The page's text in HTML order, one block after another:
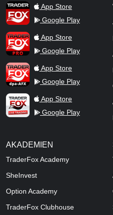
TraderFox AppApp Store
Google Play
TraderFox ProApp Store
Google Play
TraderFox dpa-AFX ProFeed
App Store
Google Play
TraderFox Live Trading
App Store
Google Play
AKADEMIEN
TraderFox Academy
SheInvest
Option Academy
TraderFox Clubhouse